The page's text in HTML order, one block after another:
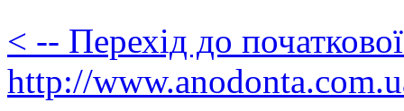
< -- Перехід до
http://